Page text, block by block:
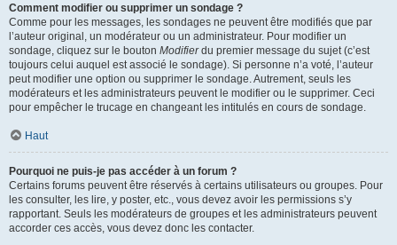
Comment modifier ou supprimer un sondage ?
Comme pour les messages, les sondages ne peuvent être modifiés que par
l’auteur original, un modérateur ou un administrateur. Pour modifier un
sondage, cliquez sur le bouton Modifierdu premier message du sujet (c’est
toujours celui auquel est associé le sondage). Si personne n’a voté, l’auteur
peut modifier une option ou supprimer le sondage. Autrement, seuls les
modérateurs et les administrateurs peuvent le modifier ou le supprimer. Ceci
pour empêcher le trucage en changeant les intitulés en cours de sondage.
Haut
Pourquoi ne puis-je pas accéder à un forum ?
Certains forums peuvent être réservés à certains utilisateurs ou groupes. Pour
les consulter, les lire, y poster, etc., vous devez avoir les permissions s’y
rapportant. Seuls les modérateurs de groupes et les administrateurs peuvent
accorder ces accès, vous devez donc les contacter.